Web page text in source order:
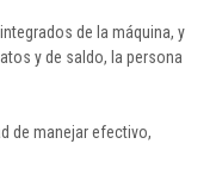
de la máquina, y
y de saldo, la persona
de manejar efectivo,